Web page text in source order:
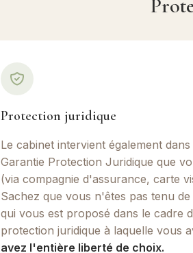
Protection juridique
Le cabinet intervient également
Garantie Protection Juridique que
(via compagnie d'assurance, carte
Sachez que vous n'êtes pas tenu
qui vous est proposé dans le cadre
protection juridique à laquelle vous
avez l'entière liberté de choix.